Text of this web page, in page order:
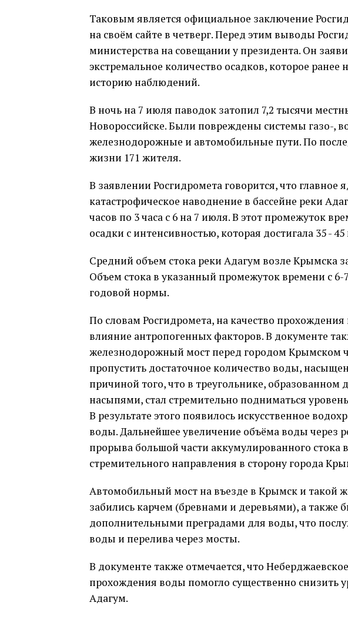
Таковым является официальное заключение
на своём сайте в четверг. Перед этим выводы
министерства на совещании у президента. Он
экстремальное количество осадков, которое
историю наблюдений.
В ночь на 7 июля паводок затопил 7,2 тысячи
Новороссийске. Были повреждены системы газо-,
железнодорожные и автомобильные пути. По
жизни 171 жителя.
В заявлении Росгидромета говорится, что главное
катастрофическое наводнение в бассейне реки
часов по 3 часа с 6 на 7 июля. В этот промежуток
осадки с интенсивностью, которая достигала 35 -
Средний объем стока реки Адагум возле Крымска
Объем стока в указанный промежуток времени с 6-
годовой нормы.
По словам Росгидромета, на качество
влияние антропогенных факторов. В документе
железнодорожный мост перед городом Крымском
пропустить достаточное количество воды,
причиной того, что в треугольнике,
насыпями, стал стремительно подниматься
В результате этого появилось искусственное
воды. Дальнейшее увеличение объёма воды через
прорыва большой части аккумулированного стока
стремительного направления в сторону города
Автомобильный мост на въезде в Крымск и такой
забились карчем (бревнами и деревьями), а также
дополнительными преградами для воды, что
воды и перелива через мосты.
В документе также отмечается, что
прохождения воды помогло существенно снизить
Адагум.